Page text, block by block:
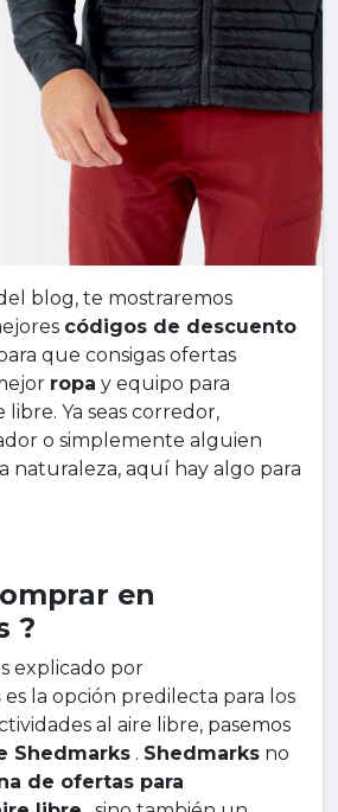
blog, te mostraremos
códigos de descuento
que consigas ofertas
ropa y equipo para
libre. Ya seas corredor,
o simplemente alguien
naturaleza, aquí hay algo para
en
?
explicado por
es la opción predilecta para los
al aire libre, pasemos
Shedmarks . Shedmarks no
de ofertas para